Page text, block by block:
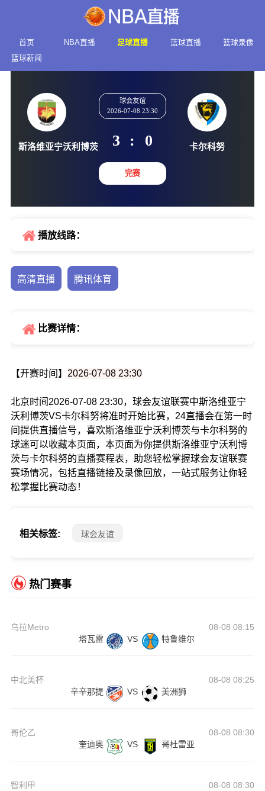
首页 NBA直播 足球直播 篮球直播
篮球录像
篮球新闻
斯洛维亚宁沃利博茨
2026-07-08 23:30
3 :
播放线路：
高清直播 腾讯体育
比赛详情：
【开赛时间】 2026-07-08 23:30
北京时间2026-07-08 23:30，球会友谊联赛中斯洛维亚宁
沃利博茨VS卡尔科努将准时开始比赛，24直播会在第一时
间提供直播信号，喜欢斯洛维亚宁沃利博茨与卡尔科努的
球迷可以收藏本页面，本页面为你提供斯洛维亚宁沃利博
茨与卡尔科努的直播赛程表，助您轻松掌握球会友谊联赛
赛场情况，包括直播链接及录像回放，一站式服务让你轻
松掌握比赛动态！
相关标签: 球会友谊
热门赛事
乌拉Metro
08-08 08:15
塔瓦雷
VS 特鲁维尔
中北美杯
08-08 08:25
辛辛那提
VS 美洲狮
哥伦乙
08-08 08:30
奎迪奥
VS 哥杜雷亚
智利甲
08-08 08:30